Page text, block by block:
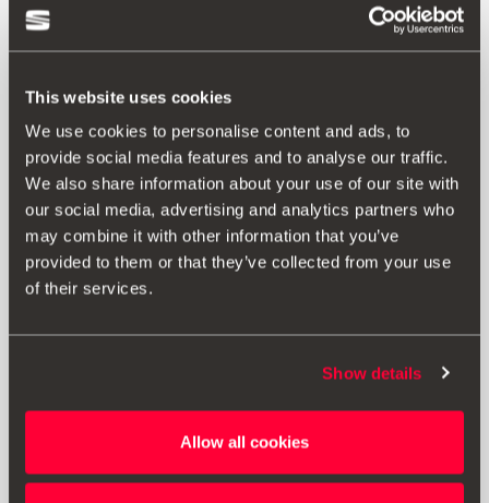
This website uses cookies
We use cookies to personalise content and ads, to
provide social media features and to analyse our traffic.
We also share information about your use of our site with
our social media, advertising and analytics partners who
may combine it with other information that you’ve
provided to them or that they’ve collected from your use
of their services.
Show details
Allow all cookies
3-in-1-Kabel zum Laden und Datentransfer USB Typ C